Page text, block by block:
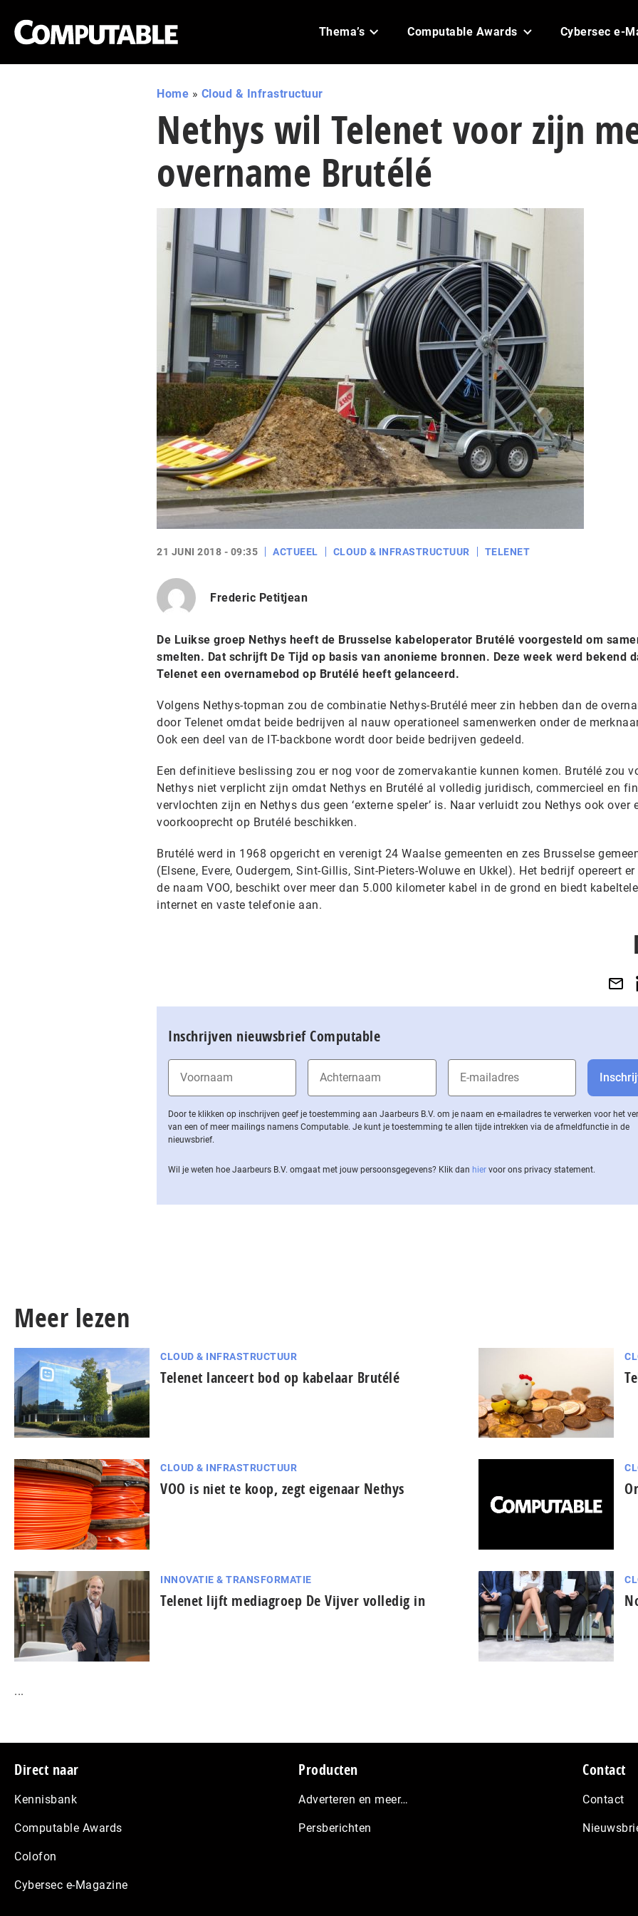
Thema’s Computable Awards Cybersec e-
Home » Cloud & Infrastructuur
Nethys wil Telenet voor zijn
overname Brutélé
21 JUNI 2018 - 09:35 ACTUEEL CLOUD & INFRASTRUCTUUR TELENET
Frederic Petitjean
De Luikse groep Nethys heeft de Brusselse kabeloperator Brutélé voorgesteld om
smelten. Dat schrijft De Tijd op basis van anonieme bronnen. Deze week werd bekend
Telenet een overnamebod op Brutélé heeft gelanceerd.
Volgens Nethys-topman zou de combinatie Nethys-Brutélé meer zin hebben dan de
door Telenet omdat beide bedrijven al nauw operationeel samenwerken onder de
Ook een deel van de IT-backbone wordt door beide bedrijven gedeeld.
Een definitieve beslissing zou er nog voor de zomervakantie kunnen komen. Brutélé zou
Nethys niet verplicht zijn omdat Nethys en Brutélé al volledig juridisch, commercieel en
vervlochten zijn en Nethys dus geen ‘externe speler’ is. Naar verluidt zou Nethys ook over
voorkooprecht op Brutélé beschikken.
Brutélé werd in 1968 opgericht en verenigt 24 Waalse gemeenten en zes Brusselse
(Elsene, Evere, Oudergem, Sint-Gillis, Sint-Pieters-Woluwe en Ukkel). Het bedrijf opereert
de naam VOO, beschikt over meer dan 5.000 kilometer kabel in de grond en biedt
internet en vaste telefonie aan.
Inschrijven nieuwsbrief Computable
Door te klikken op inschrijven geef je toestemming aan Jaarbeurs B.V. om je naam en e-mailadres te verwerken voor het
van een of meer mailings namens Computable. Je kunt je toestemming te allen tijde intrekken via de af­meld­func­tie in de
nieuwsbrief.
Wil je weten hoe Jaarbeurs B.V. omgaat met jouw per­soons­ge­ge­vens? Klik dan hier voor ons privacy statement.
Meer lezen
CLOUD & INFRASTRUCTUUR
Telenet lanceert bod op kabelaar Brutélé
CLOUD & INFRASTRUCTUUR
VOO is niet te koop, zegt eigenaar Nethys
INNOVATIE & TRANSFORMATIE
Telenet lijft mediagroep De Vijver volledig in
...
Footer
Direct naar
Kennisbank
Computable Awards
Colofon
Cybersec e-Magazine
Producten
Adverteren en meer…
Persberichten
Contact
Contact